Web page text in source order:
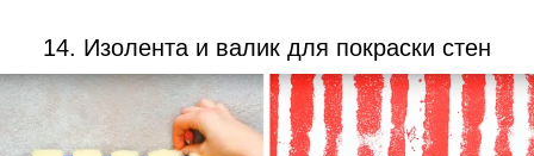
14. Изолента и валик для покраски стен